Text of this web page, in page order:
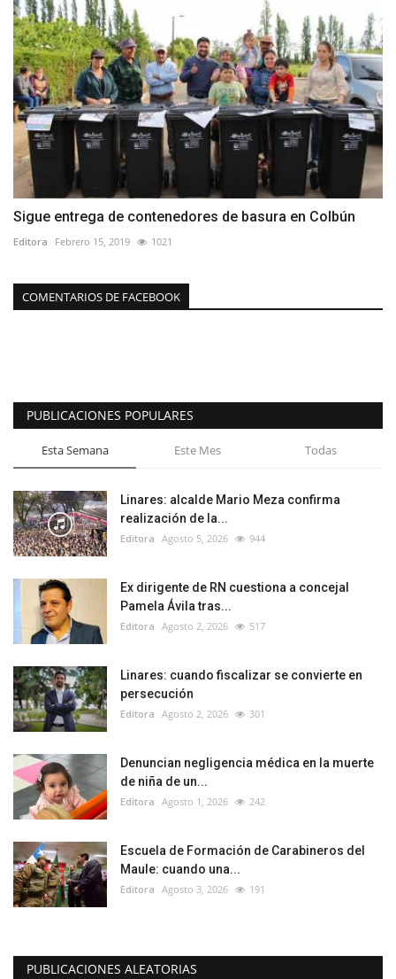
Sigue entrega de contenedores de basura en Colbún
Editora Febrero 15, 2019 1021
COMENTARIOS DE FACEBOOK
PUBLICACIONES POPULARES
Esta Semana Este Mes Todas
Linares: alcalde Mario Meza confirma
realización de la...
Editora Agosto 5, 2026 944
Ex dirigente de RN cuestiona a concejal
Pamela Ávila tras...
Editora Agosto 2, 2026 517
Linares: cuando fiscalizar se convierte en
persecución
Editora Agosto 2, 2026 301
Denuncian negligencia médica en la muerte
de niña de un...
Editora Agosto 1, 2026 242
Escuela de Formación de Carabineros del
Maule: cuando una...
Editora Agosto 3, 2026 191
PUBLICACIONES ALEATORIAS